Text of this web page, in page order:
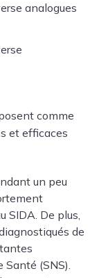
analogues
comme
et efficaces
un peu
SIDA. De plus,
de
(SNS).